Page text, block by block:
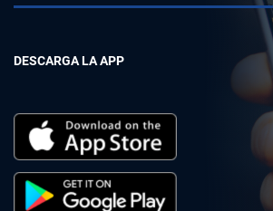
DESCARGA LA APP